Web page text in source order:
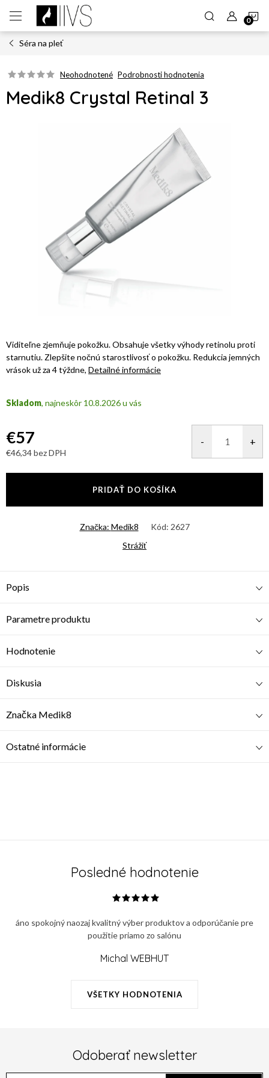
obsah
Séra na pleť
Neohodnotené Podrobnosti hodnotenia
Medik8 Crystal Retinal 3
Viditeľne zjemňuje pokožku. Obsahuje všetky výhody retinolu proti
starnutiu. Zlepšite nočnú starostlivosť o pokožku. Redukcia jemných
vrások už za 4 týždne, Detailné informácie
Skladom 10.8.2026
€57
€46,34 bez DPH
PRIDAŤ DO KOŠÍKA
Značka: Medik8 Kód: 2627
Strážiť
Popis
Parametre produktu
Hodnotenie
Diskusia
Značka Medik8
Ostatné informácie
Posledné hodnotenie
VŠETKY HODNOTENIA
áno spokojný naozaj kvalitný výber produktov a odporúčanie pre
použitie priamo zo salónu
Michal WEBHUT
Odoberať newsletter